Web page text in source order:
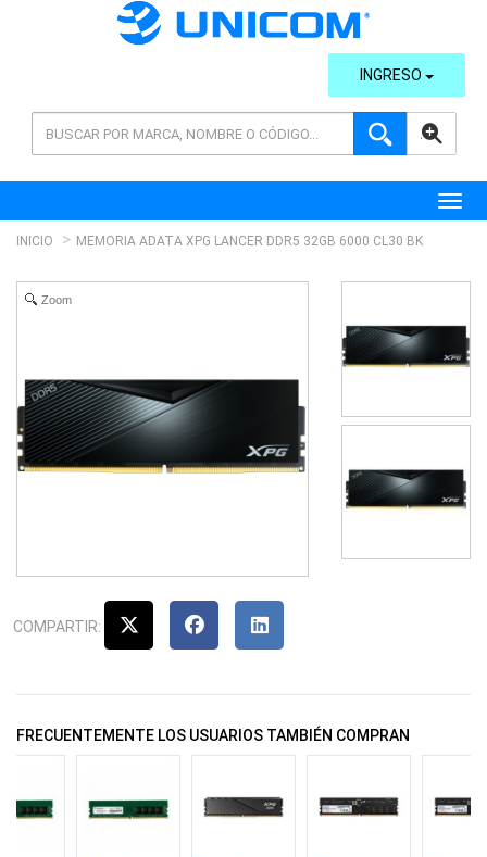
AVANZADA
INGRESO
INICIO MEMORIA ADATA XPG LANCER DDR5 32GB 6000 CL30 BK
Zoom
COMPARTIR:
FRECUENTEMENTE LOS USUARIOS TAMBIÉN COMPRAN